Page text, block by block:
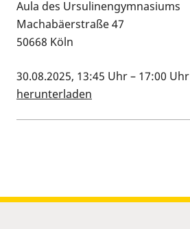
Aula des Ursulinengymnasiums
Machabäerstraße 47
50668 Köln
30.08.2025, 13:45 Uhr– 17:00 Uhr
herunterladen